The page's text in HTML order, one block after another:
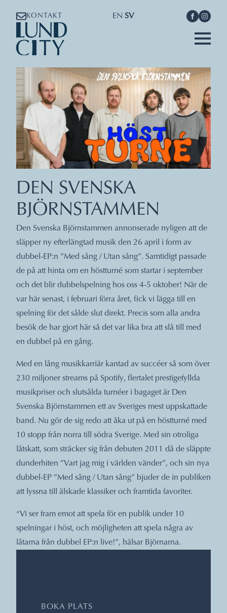
KONTAKT EN SV
DEN SVENSKA
BJÖRNSTAMMEN
Den Svenska Björnstammen annonserade nyligen att de
släpper ny efterlängtad musik den 26 april i form av
dubbel-EP:n ”Med sång / Utan sång”. Samtidigt passade
de på att hinta om en höstturné som startar i september
och det blir dubbelspelning hos oss 4-5 oktober! När de
var här senast, i februari förra året, fick vi lägga till en
spelning för det sålde slut direkt. Precis som alla andra
besök de har gjort här så det var lika bra att slå till med
en dubbel på en gång.
Med en lång musikkarriär kantad av succéer så som över
230 miljoner streams på Spotify, flertalet prestigefyllda
musikpriser och slutsålda turnéer i bagaget är Den
Svenska Björnstammen ett av Sveriges mest uppskattade
band. Nu gör de sig redo att åka ut på en höstturné med
10 stopp från norra till södra Sverige. Med sin otroliga
låtskatt, som sträcker sig från debuten 2011 då de släppte
dunderhiten ”Vart jag mig i världen vänder”, och sin nya
dubbel-EP ”Med sång / Utan sång” bjuder de in publiken
att lyssna till älskade klassiker och framtida favoriter.
“Vi ser fram emot att spela för en publik under 10
spelningar i höst, och möjligheten att spela några av
låtarna från dubbel EP:n live!”, hälsar Björnarna.
BOKA PLATS